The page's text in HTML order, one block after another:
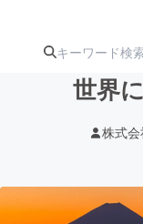
世界
株式